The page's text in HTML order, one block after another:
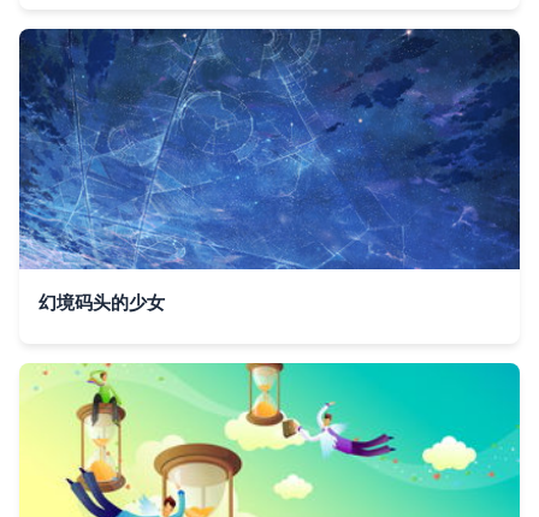
幻境码头的少女